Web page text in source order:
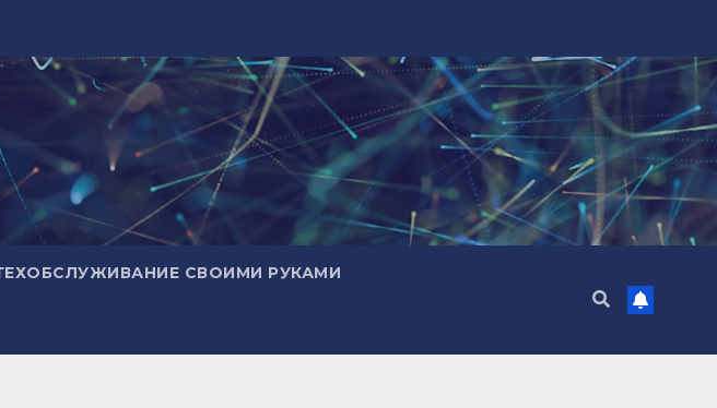
СВОИМИ РУКАМИ